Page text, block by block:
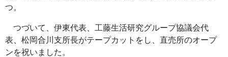
つ。
つづいて、伊東代表、工藤生活研究グループ協議会代
表、松岡合川支所長がテープカットをし、直売所のオープ
ンを祝いました。